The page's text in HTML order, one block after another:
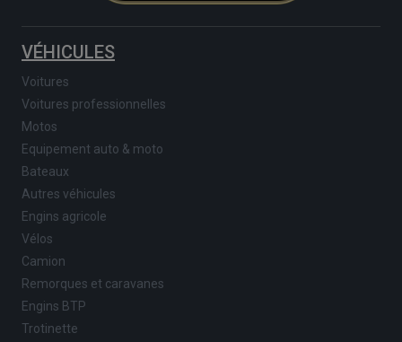
VÉHICULES
Voitures
Voitures professionnelles
Motos
Equipement auto & moto
Bateaux
Autres véhicules
Engins agricole
Vélos
Camion
Remorques et caravanes
Engins BTP
Trotinette